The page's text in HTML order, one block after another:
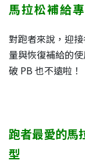
馬拉松補給
對跑者來說，迎
量與恢復補給的
破 PB 也不遠啦！
跑者最愛的馬
型